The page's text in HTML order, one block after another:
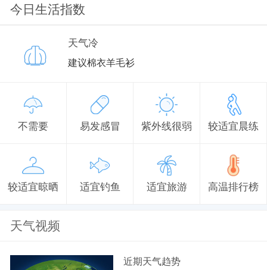
今日生活指数
天气冷
建议棉衣羊毛衫
不需要 易发感冒 紫外线很弱 较适宜晨练
较适宜晾晒 适宜钓鱼 适宜旅游 高温排行榜
天气视频
近期天气趋势